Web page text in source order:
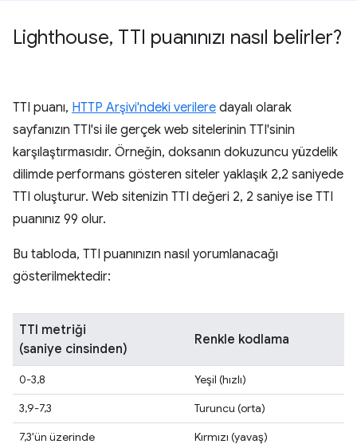
Lighthouse, TTI puanınızı nasıl belirler?
TTI puanı, HTTP Arşivi'ndeki verilere dayalı olarak
sayfanızın TTI'si ile gerçek web sitelerinin TTI'sinin
karşılaştırmasıdır. Örneğin, doksanın dokuzuncu yüzdelik
dilimde performans gösteren siteler yaklaşık 2,2 saniyede
TTI oluşturur. Web sitenizin TTI değeri 2, 2 saniye ise TTI
puanınız 99 olur.
Bu tabloda, TTI puanınızın nasıl yorumlanacağı
gösterilmektedir:
TTI metriği
(saniye cinsinden)
Renkle kodlama
0-3,8
Yeşil (hızlı)
3,9-7,3
Turuncu (orta)
7,3'ün üzerinde
Kırmızı (yavaş)